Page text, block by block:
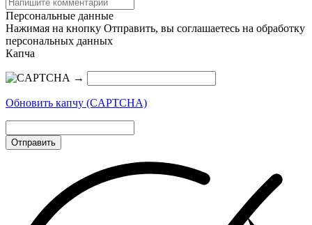
Персональные данные
Нажимая на кнопку Отправить, вы соглашаетесь на обработку
персональных данных
Капча
→
Обновить капчу (CAPTCHA)
Отправить